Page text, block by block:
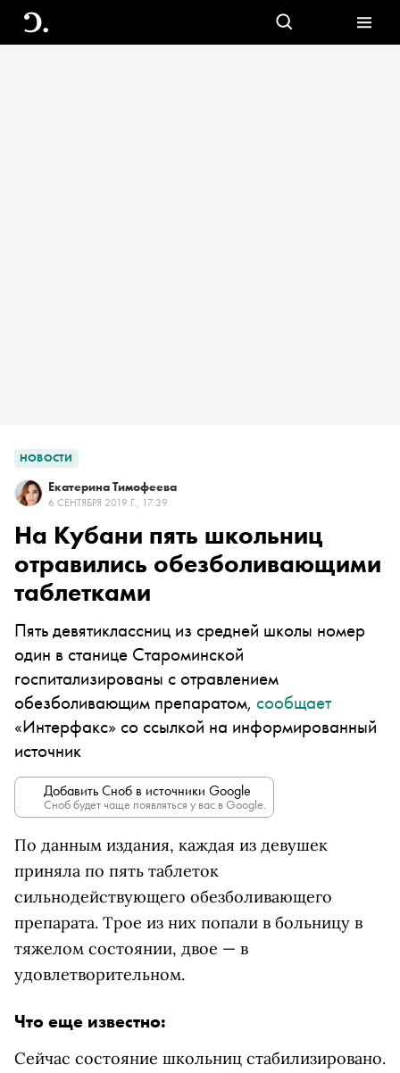
НОВОСТИ
Екатерина Тимофеева
6 СЕНТЯБРЯ 2019 Г., 17:39
На Кубани пять школьниц
отравились обезболивающими
таблетками
Пять девятиклассниц из средней школы номер
один в станице Староминской
госпитализированы с отравлением
обезболивающим препаратом, сообщает
«Интерфакс» со ссылкой на информированный
источник
Добавить Сноб в источники Google
Сноб будет чаще появляться у вас в Google.
По данным издания, каждая из девушек
приняла по пять таблеток
сильнодействующего обезболивающего
препарата. Трое из них попали в больницу в
тяжелом состоянии, двое — в
удовлетворительном.
Что еще известно:
Сейчас состояние школьниц стабилизировано.